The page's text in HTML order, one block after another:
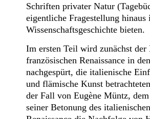
Schriften privater Natur
eigentliche Fragestellung
Wissenschaftsgeschichte bieten.
Im ersten Teil wird zunächst
französischen Renaissance in
nachgespürt, die italienische
und flämische Kunst
der Fall von Eugène Müntz,
seiner Betonung des